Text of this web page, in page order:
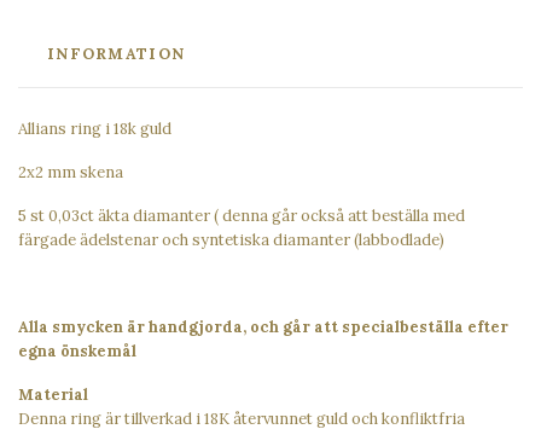
INFORMATION
Allians ring i 18k guld
2x2 mm skena
5 st 0,03ct äkta diamanter ( denna går också att beställa med
färgade ädelstenar och syntetiska diamanter (labbodlade)
Alla smycken är handgjorda, och går att specialbeställa efter
egna önskemål
Material
Denna ring är tillverkad i 18K återvunnet guld och konfliktfria